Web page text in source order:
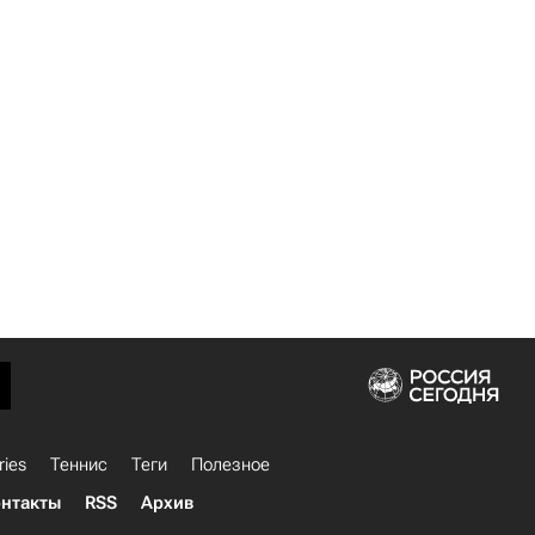
Теннис Теги
Полезное
RSS Архив